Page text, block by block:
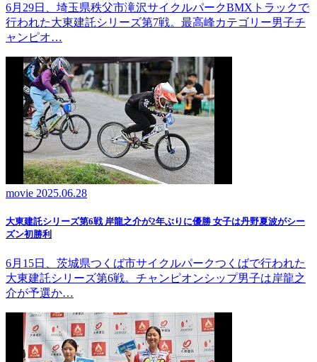
6月29日、埼玉県秩父市滝沢サイクルパークBMXトラックで
行われた大東建託シリーズ第7戦。最高峰カテゴリー男子チ
ャンピオ…
movie 2025.06.28
大東建託シリーズ第6戦 岸龍之介が2年ぶりに優勝 女子は丹野夏波がシー
ズン初勝利
6月15日、茨城県つくば市サイクルパークつくばで行われた
大東建託シリーズ第6戦。チャンピオンシップ男子は岸龍之
介が予選か…